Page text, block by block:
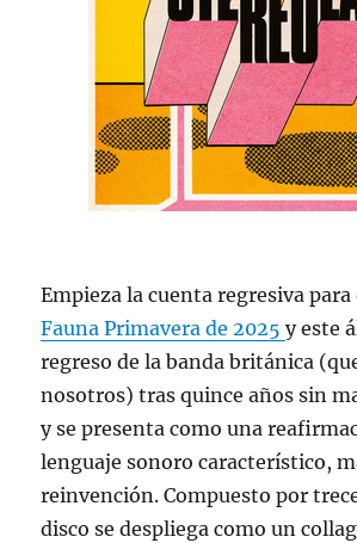
Empieza la cuenta regresiva
Fauna Primavera de 2025y este
regreso de la banda británica
nosotros) tras quince años sin
y se presenta como una
lenguaje sonoro característico,
reinvención. Compuesto por
disco se despliega como un